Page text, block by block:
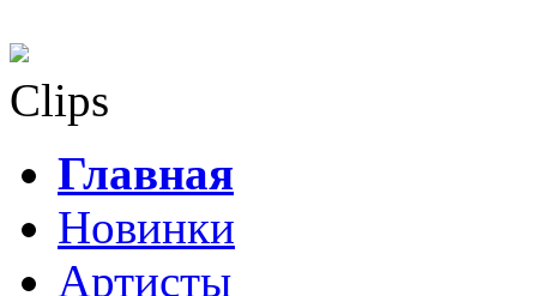
Clips
Главная
Новинки
Артисты